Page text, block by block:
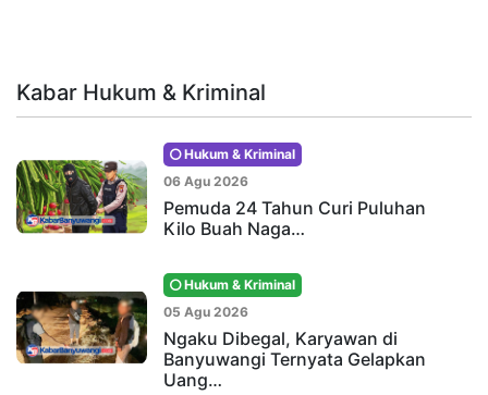
Kabar Hukum & Kriminal
Hukum & Kriminal
06 Agu 2026
Pemuda 24 Tahun Curi Puluhan
Kilo Buah Naga…
Hukum & Kriminal
05 Agu 2026
Ngaku Dibegal, Karyawan di
Banyuwangi Ternyata Gelapkan
Uang…